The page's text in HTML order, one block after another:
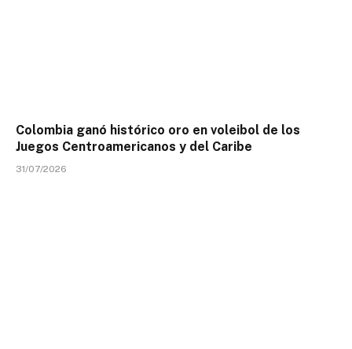
Colombia ganó histórico oro en voleibol de los
Juegos Centroamericanos y del Caribe
31/07/2026